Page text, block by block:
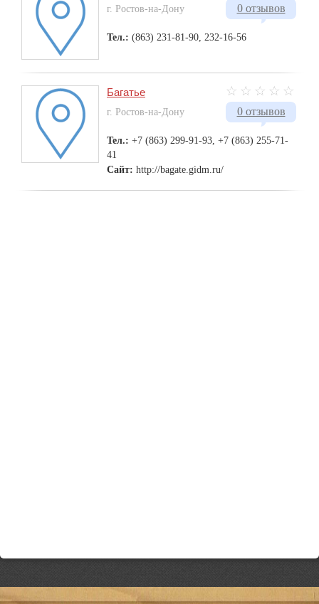
0 отзывов
г. Ростов-на-Дону
Тел.: (863) 231-81-90, 232-16-56
0 отзывов
Багатье
г. Ростов-на-Дону
Тел.: +7 (863) 299-91-93, +7 (863) 255-71-
41
Сайт: http://bagate.gidm.ru/